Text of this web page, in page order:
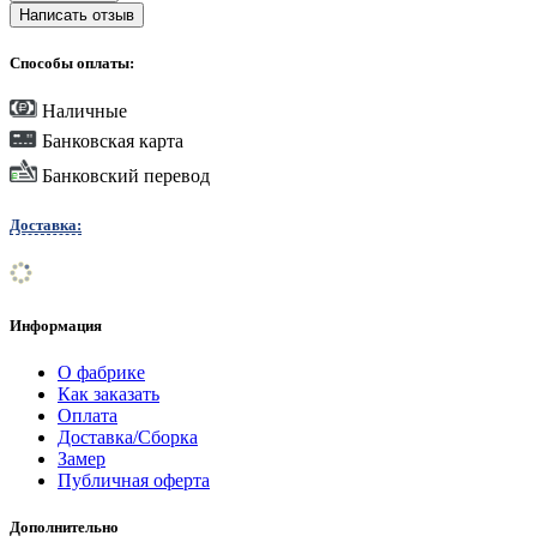
Написать отзыв
Способы оплаты:
Наличные
Банковская карта
Банковский перевод
Доставка:
Информация
О фабрике
Как заказать
Оплата
Доставка/Сборка
Замер
Публичная оферта
Дополнительно